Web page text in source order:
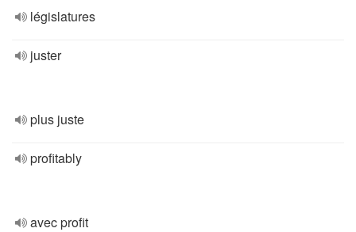
législatures
juster
plus juste
profitably
avec profit